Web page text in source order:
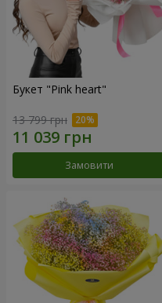
Букет "Pink heart"
13 799 грн
Замовити